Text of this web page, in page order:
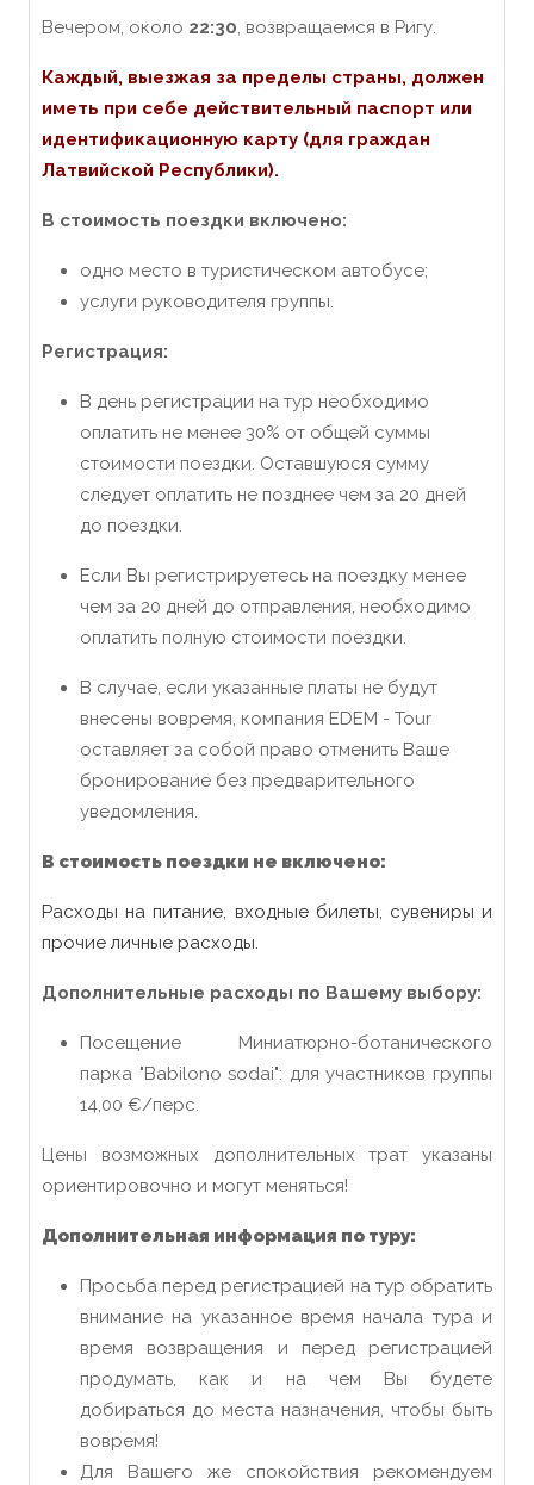
Вечером, около 22:30, возвращаемся в Ригу.
Каждый, выезжая за пределы страны, должен
иметь при себе действительный паспорт или
идентификационную карту (для граждан
Латвийской Республики).
В стоимость поездки включено:
одно место в туристическом автобусе;
услуги руководителя группы.
Регистрация:
В день регистрации на тур необходимо
оплатить не менее 30% от общей суммы
стоимости поездки. Оставшуюся сумму
следует оплатить не позднее чем за 20 дней
до поездки.
Если Вы регистрируетесь на поездку менее
чем за 20 дней до отправления, необходимо
оплатить полную стоимости поездки.
В случае, если указанные платы не будут
внесены вовремя, компания EDEM - Tour
оставляет за собой право отменить Ваше
бронирование без предварительного
уведомления.
В стоимость поездки не включено:
Расходы на питание, входные билеты, сувениры и
прочие личные расходы.
Дополнительные расходы по Вашему выбору:
Посещение Миниатюрно-ботанического
парка "Babilono sodai": для участников группы
14,00 €/перс.
Цены возможных дополнительных трат указаны
ориентировочно и могут меняться!
Дополнительная информация по туру:
Просьба перед регистрацией на тур обратить
внимание на указанное время начала тура и
время возвращения и перед регистрацией
продумать, как и на чем Вы будете
добираться до места назначения, чтобы быть
вовремя!
Для Вашего же спокойствия рекомендуем